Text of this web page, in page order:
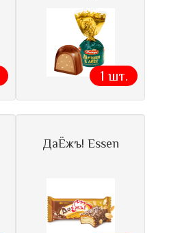
1 шт.
ДаЁжъ! Essen